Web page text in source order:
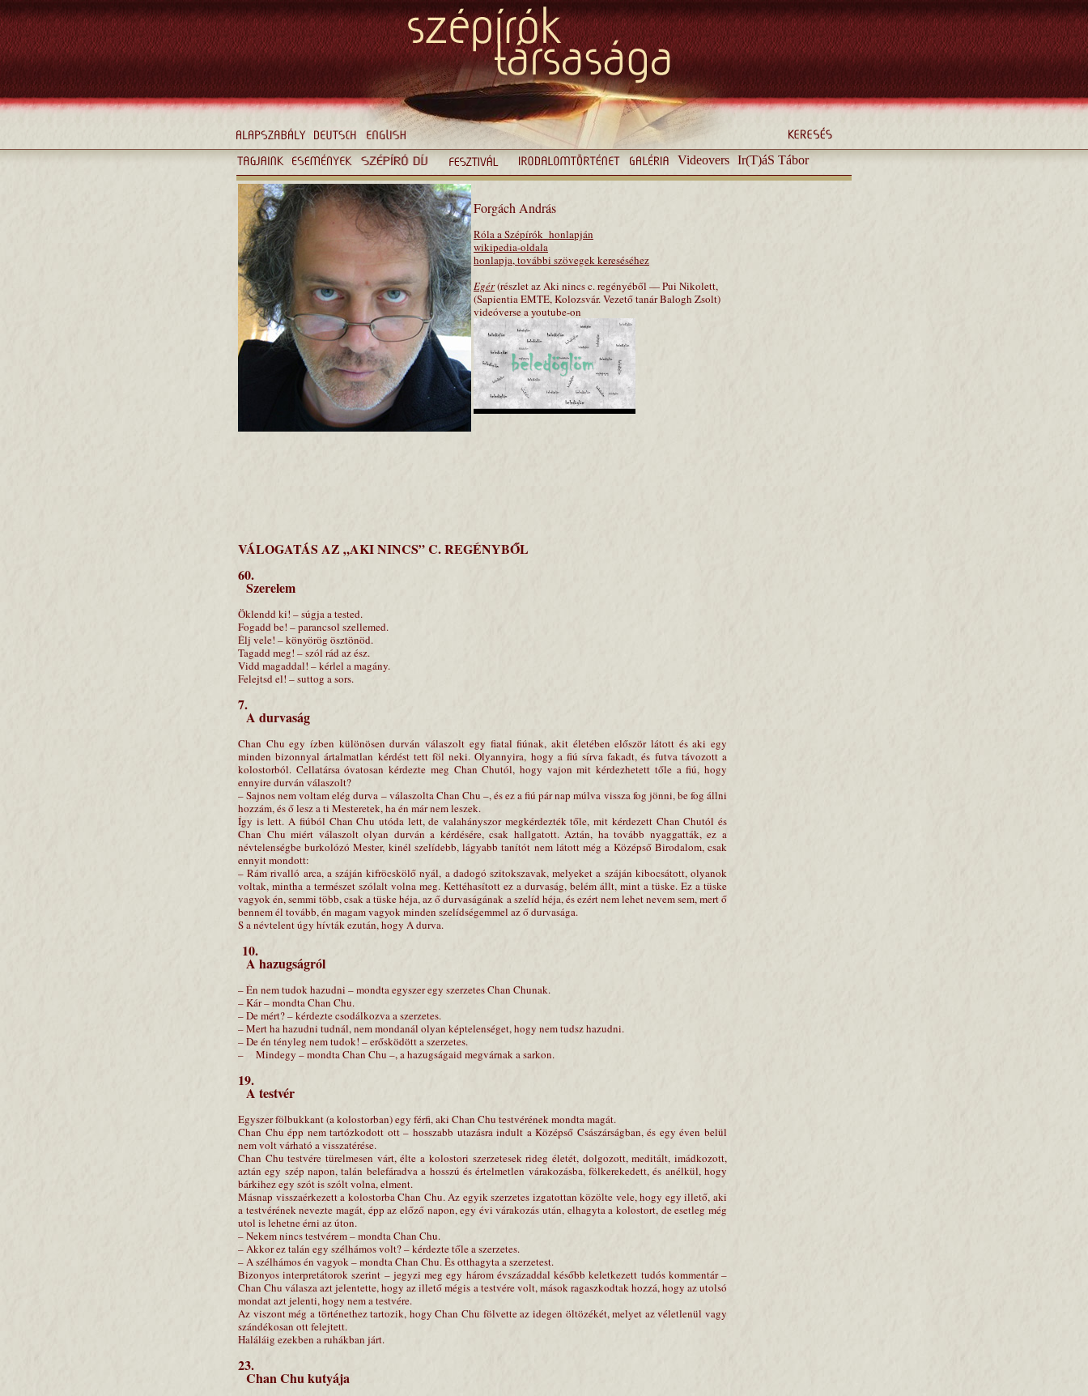
Videovers Ir(T)áS Tábor
Forgách András
Róla a Szépírók honlapján
wikipedia-oldala
honlapja, további szövegek kereséséhez
Egér(részlet az Aki nincs c. regényéből — Pui Nikolett,
(Sapientia EMTE, Kolozsvár. Vezető tanár Balogh Zsolt)
videóverse a youtube-on
VÁLOGATÁS AZ „AKI NINCS” C. REGÉNYBŐL
60.
Szerelem
Öklendd ki! – súgja a tested.
Fogadd be! – parancsol szellemed.
Élj vele! – könyörög ösztönöd.
Tagadd meg! – szól rád az ész.
Vidd magaddal! – kérlel a magány.
Felejtsd el! – suttog a sors.
7.
A durvaság
Chan Chu egy ízben különösen durván válaszolt egy fiatal fiúnak, akit életében először látott és aki egy
minden bizonnyal ártalmatlan kérdést tett föl neki. Olyannyira, hogy a fiú sírva fakadt, és futva távozott a
kolostorból. Cellatársa óvatosan kérdezte meg Chan Chutól, hogy vajon mit kérdezhetett tőle a fiú, hogy
ennyire durván válaszolt?
– Sajnos nem voltam elég durva – válaszolta Chan Chu –, és ez a fiú pár nap múlva vissza fog jönni, be fog állni
hozzám, és ő lesz a ti Mesteretek, ha én már nem leszek.
Így is lett. A fiúból Chan Chu utóda lett, de valahányszor megkérdezték tőle, mit kérdezett Chan Chutól és
Chan Chu miért válaszolt olyan durván a kérdésére, csak hallgatott. Aztán, ha tovább nyaggatták, ez a
névtelenségbe burkolózó Mester, kinél szelídebb, lágyabb tanítót nem látott még a Középső Birodalom, csak
ennyit mondott:
– Rám rivalló arca, a száján kifröcskölő nyál, a dadogó szitokszavak, melyeket a száján kibocsátott, olyanok
voltak, mintha a természet szólalt volna meg. Kettéhasított ez a durvaság, belém állt, mint a tüske. Ez a tüske
vagyok én, semmi több, csak a tüske héja, az ő durvaságának a szelíd héja, és ezért nem lehet nevem sem, mert ő
bennem él tovább, én magam vagyok minden szelídségemmel az ő durvasága.
S a névtelent úgy hívták ezután, hogy A durva.
10.
A hazugságról
– Én nem tudok hazudni – mondta egyszer egy szerzetes Chan Chunak.
– Kár – mondta Chan Chu.
– De mért? – kérdezte csodálkozva a szerzetes.
– Mert ha hazudni tudnál, nem mondanál olyan képtelenséget, hogy nem tudsz hazudni.
– De én tényleg nem tudok! – erősködött a szerzetes.
– Mindegy – mondta Chan Chu –, a hazugságaid megvárnak a sarkon.
19.
A testvér
Egyszer fölbukkant (a kolostorban) egy férfi, aki Chan Chu testvérének mondta magát.
Chan Chu épp nem tartózkodott ott – hosszabb utazásra indult a Középső Császárságban, és egy éven belül
nem volt várható a visszatérése.
Chan Chu testvére türelmesen várt, élte a kolostori szerzetesek rideg életét, dolgozott, meditált, imádkozott,
aztán egy szép napon, talán belefáradva a hosszú és értelmetlen várakozásba, fölkerekedett, és anélkül, hogy
bárkihez egy szót is szólt volna, elment.
Másnap visszaérkezett a kolostorba Chan Chu. Az egyik szerzetes izgatottan közölte vele, hogy egy illető, aki
a testvérének nevezte magát, épp az előző napon, egy évi várakozás után, elhagyta a kolostort, de esetleg még
utol is lehetne érni az úton.
– Nekem nincs testvérem – mondta Chan Chu.
– Akkor ez talán egy szélhámos volt? – kérdezte tőle a szerzetes.
– A szélhámos én vagyok – mondta Chan Chu. És otthagyta a szerzetest.
Bizonyos interpretátorok szerint – jegyzi meg egy három évszázaddal később keletkezett tudós kommentár –
Chan Chu válasza azt jelentette, hogy az illető mégis a testvére volt, mások ragaszkodtak hozzá, hogy az utolsó
mondat azt jelenti, hogy nem a testvére.
Az viszont még a történethez tartozik, hogy Chan Chu fölvette az idegen öltözékét, melyet az véletlenül vagy
szándékosan ott felejtett.
Haláláig ezekben a ruhákban járt.
23.
Chan Chu kutyája